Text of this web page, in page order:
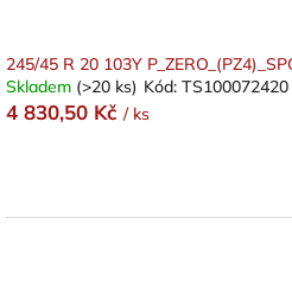
245/45 R 20 103Y
Skladem (>20 ks) Kód: TS100072420
4 830,50 Kč / ks